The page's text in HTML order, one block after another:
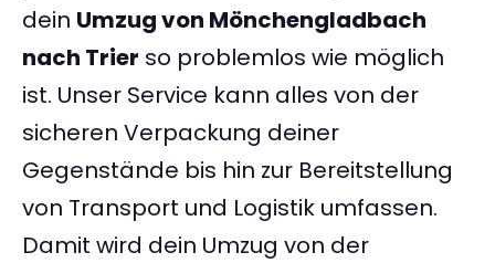
dein Umzug von Mönchengladbach
nach Trier so problemlos wie möglich
ist. Unser Service kann alles von der
sicheren Verpackung deiner
Gegenstände bis hin zur Bereitstellung
von Transport und Logistik umfassen.
Damit wird dein Umzug von der